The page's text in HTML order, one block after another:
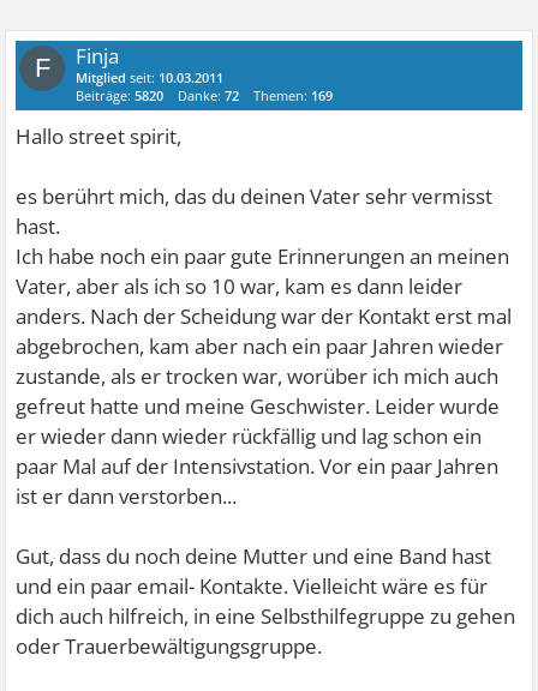
F Finja
Mitglied seit: 10.03.2011
Beiträge:5820 Danke:72 Themen: 169
Hallo street spirit,
es berührt mich, das du deinen Vater sehr vermisst
hast.
Ich habe noch ein paar gute Erinnerungen an meinen
Vater, aber als ich so 10 war, kam es dann leider
anders. Nach der Scheidung war der Kontakt erst mal
abgebrochen, kam aber nach ein paar Jahren wieder
zustande, als er trocken war, worüber ich mich auch
gefreut hatte und meine Geschwister. Leider wurde
er wieder dann wieder rückfällig und lag schon ein
paar Mal auf der Intensivstation. Vor ein paar Jahren
ist er dann verstorben...
Gut, dass du noch deine Mutter und eine Band hast
und ein paar email- Kontakte. Vielleicht wäre es für
dich auch hilfreich, in eine Selbsthilfegruppe zu gehen
oder Trauerbewältigungsgruppe.